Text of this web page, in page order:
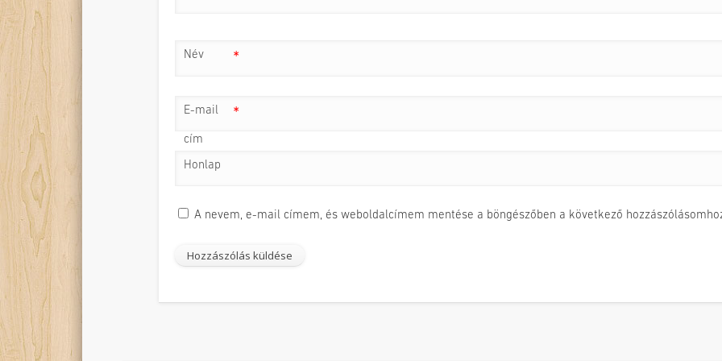
Név *
E-mail
cím
*
Honlap
A nevem, e-mail címem, és weboldalcímem mentése a böngészőben a következő